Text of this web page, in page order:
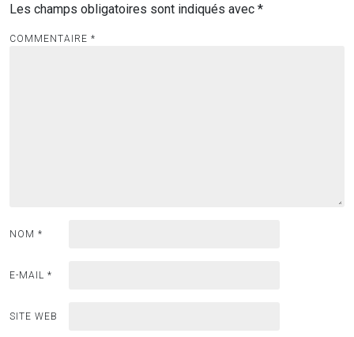
Les champs obligatoires sont indiqués avec *
COMMENTAIRE *
NOM *
E-MAIL *
SITE WEB